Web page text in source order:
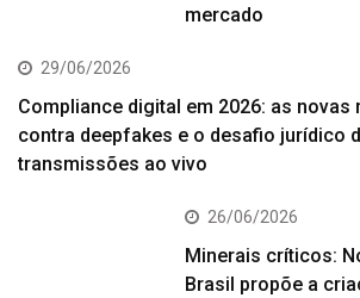
mercado
29/06/2026
Compliance digital em 2026: as novas
contra deepfakes e o desafio jurídico
transmissões ao vivo
26/06/2026
Minerais críticos:
Brasil propõe a